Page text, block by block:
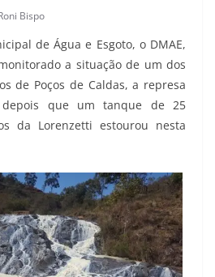
Bispo
de Água e Esgoto, o DMAE,
a situação de um dos
de Poços de Caldas, a represa
que um tanque de 25
da Lorenzetti estourou nesta